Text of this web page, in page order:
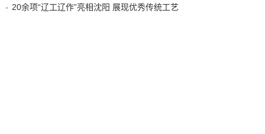
20余项“辽工辽作”亮相沈阳 展现优秀传统工艺